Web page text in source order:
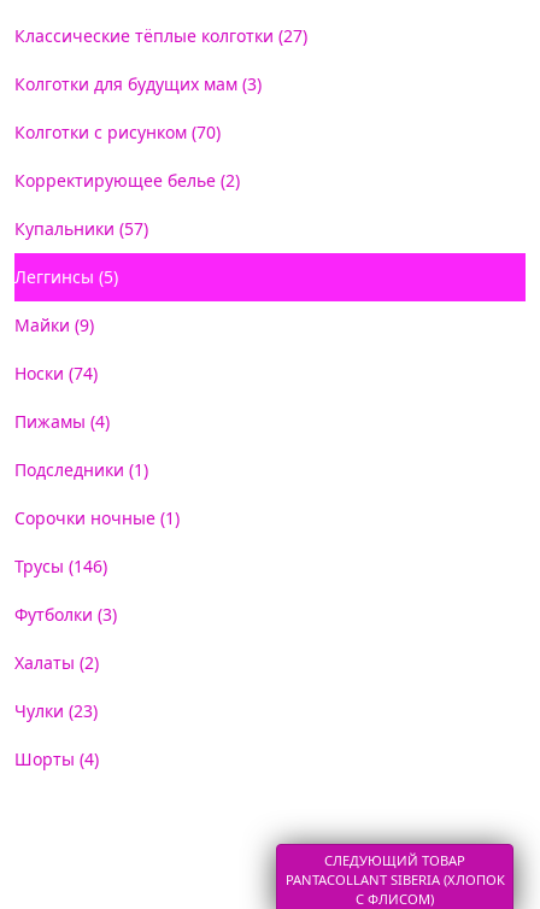
Классические тёплые колготки (27)
Колготки для будущих мам (3)
Колготки с рисунком (70)
Корректирующее белье (2)
Купальники (57)
Леггинсы (5)
Майки (9)
Носки (74)
Пижамы (4)
Подследники (1)
Сорочки ночные (1)
Трусы (146)
Футболки (3)
Халаты (2)
Чулки (23)
Шорты (4)
СЛЕДУЮЩИЙ ТОВАР
PANTACOLLANT SIBERIA (ХЛОПОК
С ФЛИСОМ)